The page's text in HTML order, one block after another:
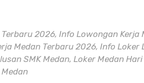
2026, Info Lowongan Kerja
Medan Terbaru 2026, Info Loker
SMK Medan, Loker Medan